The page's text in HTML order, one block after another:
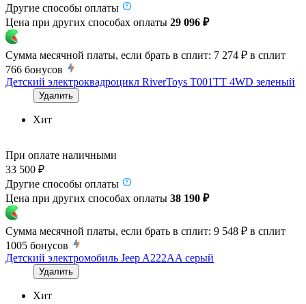
Другие способы оплаты
Цена при других способах оплаты 29 096 ₽
Сумма месячной платы, если брать в сплит: 7 274 ₽ в сплит
766 бонусов
Детский электроквадроцикл RiverToys T001TT 4WD зеленый
Удалить
Хит
При оплате наличными
33 500 ₽
Другие способы оплаты
Цена при других способах оплаты 38 190 ₽
Сумма месячной платы, если брать в сплит: 9 548 ₽ в сплит
1005 бонусов
Детский электромобиль Jeep A222AA серый
Удалить
Хит